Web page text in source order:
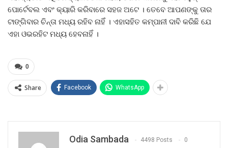
ପୋର୍ଟେବଲ ଏବଂ କ୍ୟାରି କରିବାରେ ସହଜ ଅଟେ । ତେବେ ଆପଣଙ୍କୁ ତାର
ଟାଙ୍ଗିବାର ଚିନ୍ତା ମଧ୍ୟ ରହିବ ନାହିଁ । ଏହାସହିତ କମ୍ପାନୀ ଦାବି କରିଛି ଯେ
ଏହା ଓଭରହିଟ ମଧ୍ୟ ହେବନାହିଁ ।
0
Share Facebook WhatsApp
Odia Sambada 4498 Posts 0